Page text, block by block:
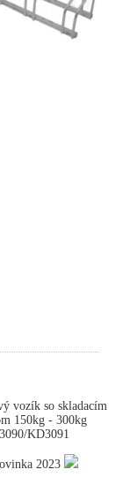
vozík so skladacím
150kg - 300kg
KD3091
2023